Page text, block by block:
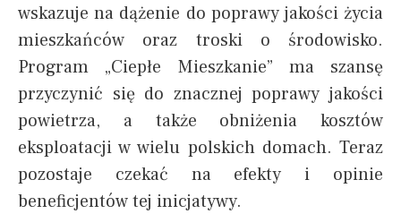
wskazuje na dążenie do poprawy jakości życia
mieszkańców oraz troski o środowisko.
Program „Ciepłe Mieszkanie” ma szansę
przyczynić się do znacznej poprawy jakości
powietrza, a także obniżenia kosztów
eksploatacji w wielu polskich domach. Teraz
pozostaje czekać na efekty i opinie
beneficjentów tej inicjatywy.